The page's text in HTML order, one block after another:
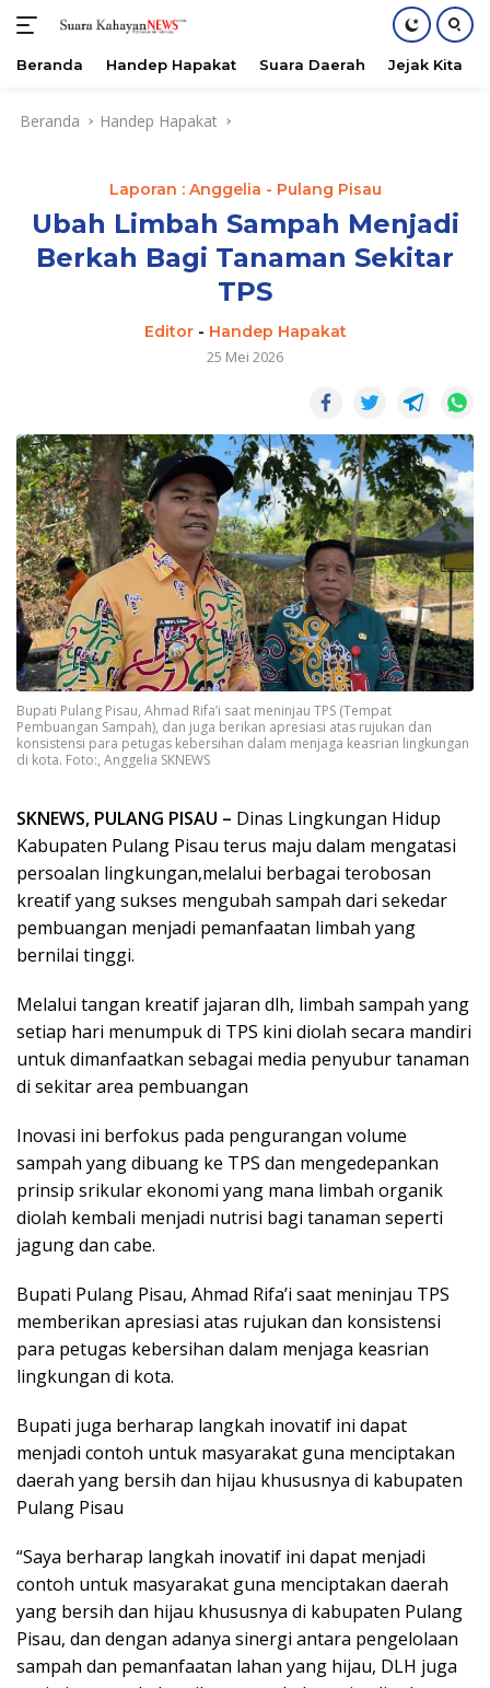
Beranda Handep Hapakat Suara Daerah Jejak Kita
Beranda Handep Hapakat
Laporan : Anggelia - Pulang Pisau
Ubah Limbah Sampah Menjadi
Berkah Bagi Tanaman Sekitar
TPS
Editor- Handep Hapakat
25 Mei 2026
Bupati Pulang Pisau, Ahmad Rifa’i saat meninjau TPS (Tempat
Pembuangan Sampah), dan juga berikan apresiasi atas rujukan dan
konsistensi para petugas kebersihan dalam menjaga keasrian lingkungan
di kota. Foto:, Anggelia SKNEWS
SKNEWS, PULANG PISAU – Dinas Lingkungan Hidup
Kabupaten Pulang Pisau terus maju dalam mengatasi
persoalan lingkungan,melalui berbagai terobosan
kreatif yang sukses mengubah sampah dari sekedar
pembuangan menjadi pemanfaatan limbah yang
bernilai tinggi.
Melalui tangan kreatif jajaran dlh, limbah sampah yang
setiap hari menumpuk di TPS kini diolah secara mandiri
untuk dimanfaatkan sebagai media penyubur tanaman
di sekitar area pembuangan
Inovasi ini berfokus pada pengurangan volume
sampah yang dibuang ke TPS dan mengedepankan
prinsip srikular ekonomi yang mana limbah organik
diolah kembali menjadi nutrisi bagi tanaman seperti
jagung dan cabe.
Bupati Pulang Pisau, Ahmad Rifa’i saat meninjau TPS
memberikan apresiasi atas rujukan dan konsistensi
para petugas kebersihan dalam menjaga keasrian
lingkungan di kota.
Bupati juga berharap langkah inovatif ini dapat
menjadi contoh untuk masyarakat guna menciptakan
daerah yang bersih dan hijau khususnya di kabupaten
Pulang Pisau
“Saya berharap langkah inovatif ini dapat menjadi
contoh untuk masyarakat guna menciptakan daerah
yang bersih dan hijau khususnya di kabupaten Pulang
Pisau, dan dengan adanya sinergi antara pengelolaan
sampah dan pemanfaatan lahan yang hijau, DLH juga